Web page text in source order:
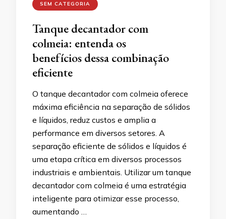
SEM CATEGORIA
Tanque decantador com
colmeia: entenda os
benefícios dessa combinação
eficiente
O tanque decantador com colmeia oferece
máxima eficiência na separação de sólidos
e líquidos, reduz custos e amplia a
performance em diversos setores. A
separação eficiente de sólidos e líquidos é
uma etapa crítica em diversos processos
industriais e ambientais. Utilizar um tanque
decantador com colmeia é uma estratégia
inteligente para otimizar esse processo,
aumentando …